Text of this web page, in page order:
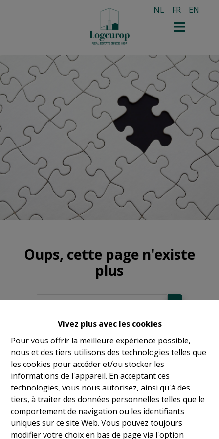
Vivez plus avec les cookies
Pour vous offrir la meilleure expérience possible,
nous et des tiers utilisons des technologies telles que
les cookies pour accéder et/ou stocker les
informations de l'appareil. En acceptant ces
technologies, vous nous autorisez, ainsi qu'à des
tiers, à traiter des données personnelles telles que le
comportement de navigation ou les identifiants
uniques sur ce site Web. Vous pouvez toujours
modifier votre choix en bas de page via l'option
NL FR EN
Oups, cette page n'existe
plus
À Vendre
À Louer